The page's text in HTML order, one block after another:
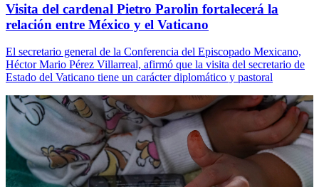
Visita del cardenal Pietro Parolin fortalecerá la
relación entre México y el Vaticano
El secretario general de la Conferencia del Episcopado Mexicano,
Héctor Mario Pérez Villarreal, afirmó que la visita del secretario de
Estado del Vaticano tiene un carácter diplomático y pastoral